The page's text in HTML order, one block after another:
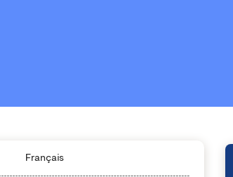
Français